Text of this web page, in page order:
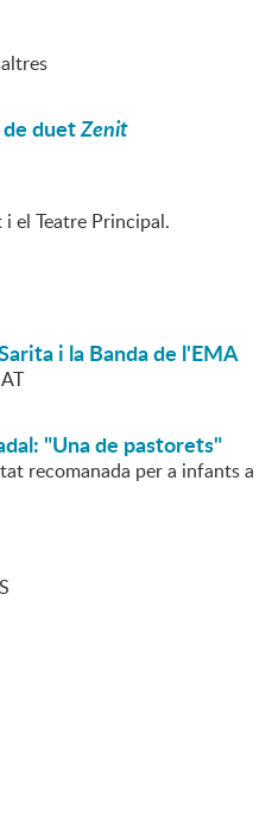
de duetZenit
el Teatre Principal.
i la Banda de l'EMA
"Una de pastorets"
recomanada per a infants a